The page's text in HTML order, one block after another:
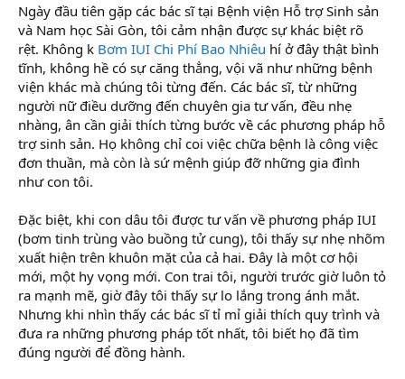
Ngày đầu tiên gặp các bác sĩ tại Bệnh viện Hỗ trợ Sinh sản
và Nam học Sài Gòn, tôi cảm nhận được sự khác biệt rõ
rệt. Không k Bơm IUI Chi Phí Bao Nhiêu hí ở đây thật bình
tĩnh, không hề có sự căng thẳng, vội vã như những bệnh
viện khác mà chúng tôi từng đến. Các bác sĩ, từ những
người nữ điều dưỡng đến chuyên gia tư vấn, đều nhẹ
nhàng, ân cần giải thích từng bước về các phương pháp hỗ
trợ sinh sản. Họ không chỉ coi việc chữa bệnh là công việc
đơn thuần, mà còn là sứ mệnh giúp đỡ những gia đình
như con tôi.
Đặc biệt, khi con dâu tôi được tư vấn về phương pháp IUI
(bơm tinh trùng vào buồng tử cung), tôi thấy sự nhẹ nhõm
xuất hiện trên khuôn mặt của cả hai. Đây là một cơ hội
mới, một hy vọng mới. Con trai tôi, người trước giờ luôn tỏ
ra mạnh mẽ, giờ đây tôi thấy sự lo lắng trong ánh mắt.
Nhưng khi nhìn thấy các bác sĩ tỉ mỉ giải thích quy trình và
đưa ra những phương pháp tốt nhất, tôi biết họ đã tìm
đúng người để đồng hành.